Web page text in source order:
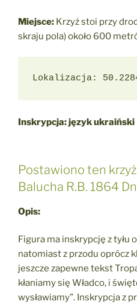
Miejsce: Krzyż stoi przy
skraju pola) około 600
Lokalizacja:
Inskrypcja: język ukraiński
Postawiono ten
Balucha R.B. 1864
Opis:
Figura ma inskrypcję z tyłu
natomiast z przodu oprócz
jeszcze zapewne tekst
kłaniamy się Władco, i
wysławiamy”. Inskrypcja z